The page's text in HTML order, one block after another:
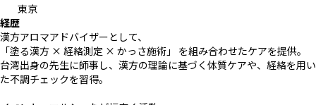
g
a
東京
経歴
漢方アロマアドバイザーとして、
「塗る漢方 × 経絡測定 × かっさ施術」 を組み合わせたケアを提供。
台湾出身の先生に師事し、漢方の理論に基づく体質ケアや、経絡を用い
た不調チェックを習得。